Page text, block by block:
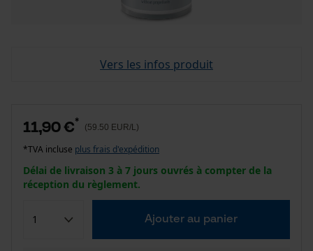
Vers les infos produit
11,90 €*
(59.50 EUR/L)
*TVA incluse plus frais d'expédition
Délai de livraison 3 à 7 jours ouvrés à compter de la
réception du règlement.
Ajouter au panier